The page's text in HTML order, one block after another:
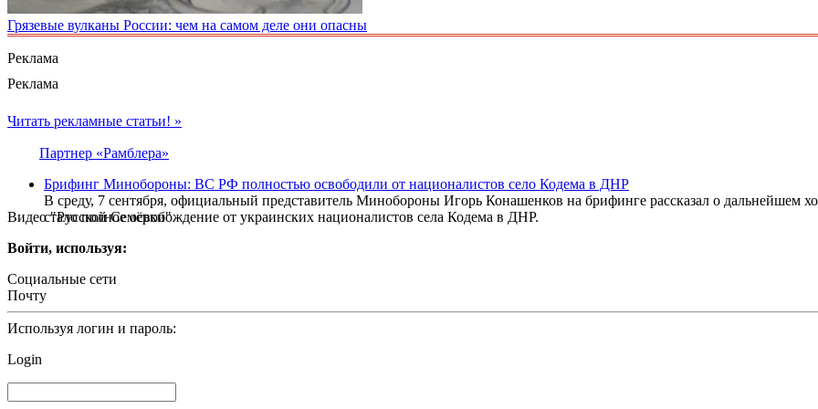
Грязевые вулканы России: чем на самом деле они опасны
Реклама
Реклама
Видео "Русской Семёрки"
Читать рекламные статьи! »
Партнер «Рамблера»
Брифинг Минобороны: ВС РФ полностью освободили от националистов село Кодема в ДНР
В среду, 7 сентября, официальный представитель Минобороны Игорь Конашенков на брифинге рассказал о дальнейшем
стало полное освобождение от украинских националистов села Кодема в ДНР.
Войти, используя:
Социальные сети
Почту
Используя логин и пароль:
Login